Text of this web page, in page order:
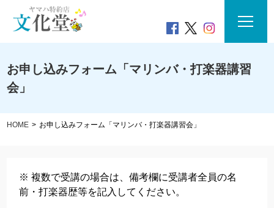
お申し込みフォーム「マリンバ・打楽器講習
会」
HOME お申し込みフォーム「マリンバ・打楽器講習会」
※ 複数で受講の場合は、備考欄に受講者全員の名
前・打楽器歴等を記入してください。